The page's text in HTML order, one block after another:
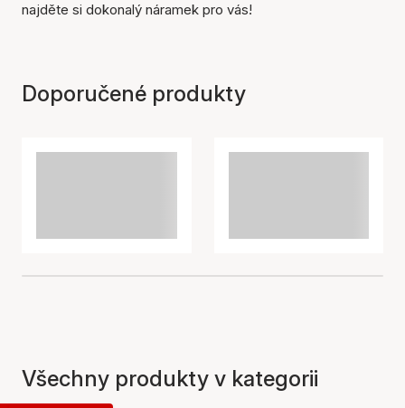
najděte si dokonalý náramek pro vás!
Doporučené produkty
Všechny produkty v kategorii